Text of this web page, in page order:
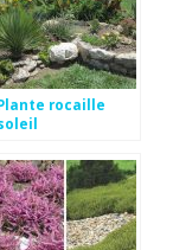
rocaille